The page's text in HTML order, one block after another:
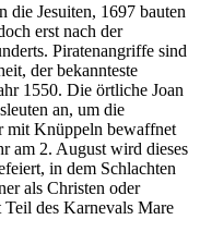
die Jesuiten, 1697 bauten
erst nach der
Piratenangriffe sind
der bekannteste
1550. Die örtliche Joan
an, um die
mit Knüppeln bewaffnet
am 2. August wird dieses
in dem Schlachten
als Christen oder
des Karnevals Mare